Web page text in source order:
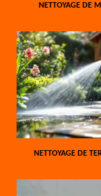
NETTOYAGE DE
NETTOYAGE DE